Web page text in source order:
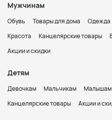
Мужчинам
Обувь Товары для дома Одежда
Красота
Канцелярские товары
Акции и скидки
Детям
Девочкам Мальчикам Малышам
Канцелярские товары
Акции и